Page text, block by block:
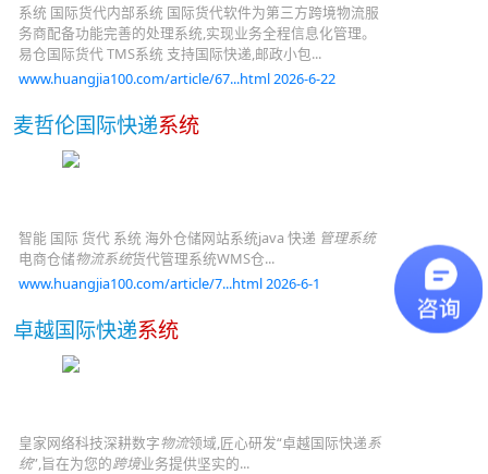
系统 国际货代内部系统 国际货代软件为第三方跨境物流服
务商配备功能完善的处理系统,实现业务全程信息化管理。
易仓国际货代 TMS系统 支持国际快递,邮政小包...
www.huangjia100.com/article/67...html 2026-6-22
麦哲伦国际快递系统
智能 国际 货代 系统 海外仓储网站系统java 快递 管理系统
电商仓储物流系统货代管理系统WMS仓...
www.huangjia100.com/article/7...html 2026-6-1
卓越国际快递系统
皇家网络科技深耕数字物流领域,匠心研发“卓越国际快递系
统”,旨在为您的跨境业务提供坚实的...